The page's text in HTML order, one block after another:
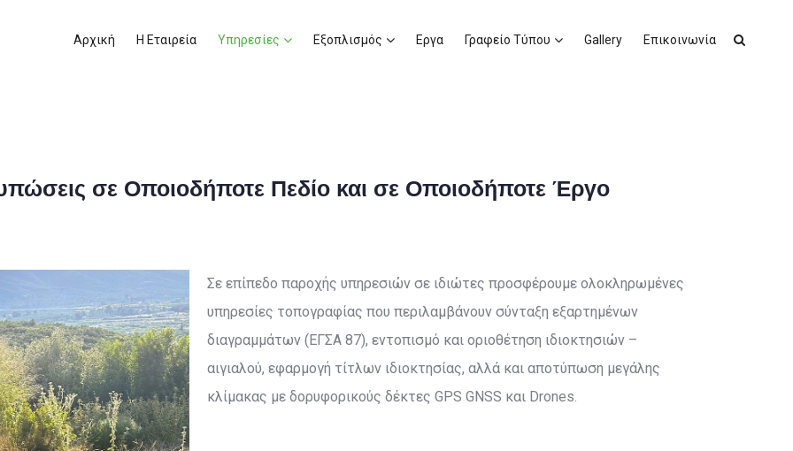
Αρχική Η Εταιρεία Υπηρεσίες Εξοπλισμός Εργα Γραφείο Τύπου Gallery Επικοινωνία
σε Οποιοδήποτε Πεδίο και σε Οποιοδήποτε Έργο
Σε επίπεδο παροχής υπηρεσιών σε ιδιώτες προσφέρουμε ολοκληρωμένες
υπηρεσίες τοπογραφίας που περιλαμβάνουν σύνταξη εξαρτημένων
διαγραμμάτων (ΕΓΣΑ 87), εντοπισμό και οριοθέτηση ιδιοκτησιών –
αιγιαλού, εφαρμογή τίτλων ιδιοκτησίας, αλλά και αποτύπωση μεγάλης
κλίμακας με δορυφορικούς δέκτες GPS GNSS και Drones.